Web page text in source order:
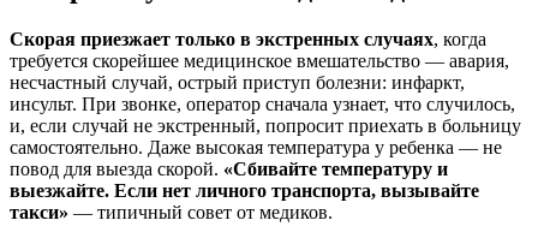
Скорая приезжает только в экстренных случаях, когда
требуется скорейшее медицинское вмешательство — авария,
несчастный случай, острый приступ болезни: инфаркт,
инсульт. При звонке, оператор сначала узнает, что случилось,
и, если случай не экстренный, попросит приехать в больницу
самостоятельно. Даже высокая температура у ребенка — не
повод для выезда скорой. «Сбивайте температуру и
выезжайте. Если нет личного транспорта, вызывайте
такси» — типичный совет от медиков.